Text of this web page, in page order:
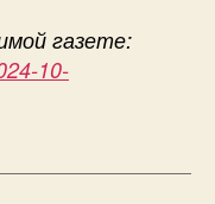
газете:
10-